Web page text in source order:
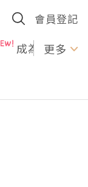
會員登記
成為U更多